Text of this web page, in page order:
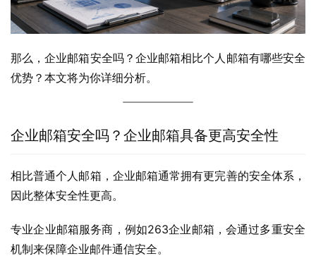
那么，企业邮箱安全吗？企业邮箱相比个人邮箱有哪些安全
优势？本文将为你详细分析。
企业邮箱安全吗？企业邮箱具备更高安全性
相比普通个人邮箱，企业邮箱通常拥有更完善的安全体系，
因此整体安全性更高。
专业企业邮箱服务商，例如263企业邮箱，会通过多重安全
机制来保障企业邮件通信安全。